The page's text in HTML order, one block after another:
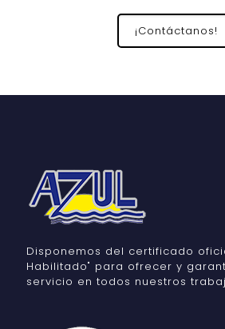
¡Contáctanos!
Disponemos del certificado
Habilitado" para ofrecer y
servicio en todos nuestros